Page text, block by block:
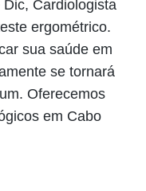
Cardiologista
ergométrico.
sua saúde em
se tornará
Oferecemos
em Cabo